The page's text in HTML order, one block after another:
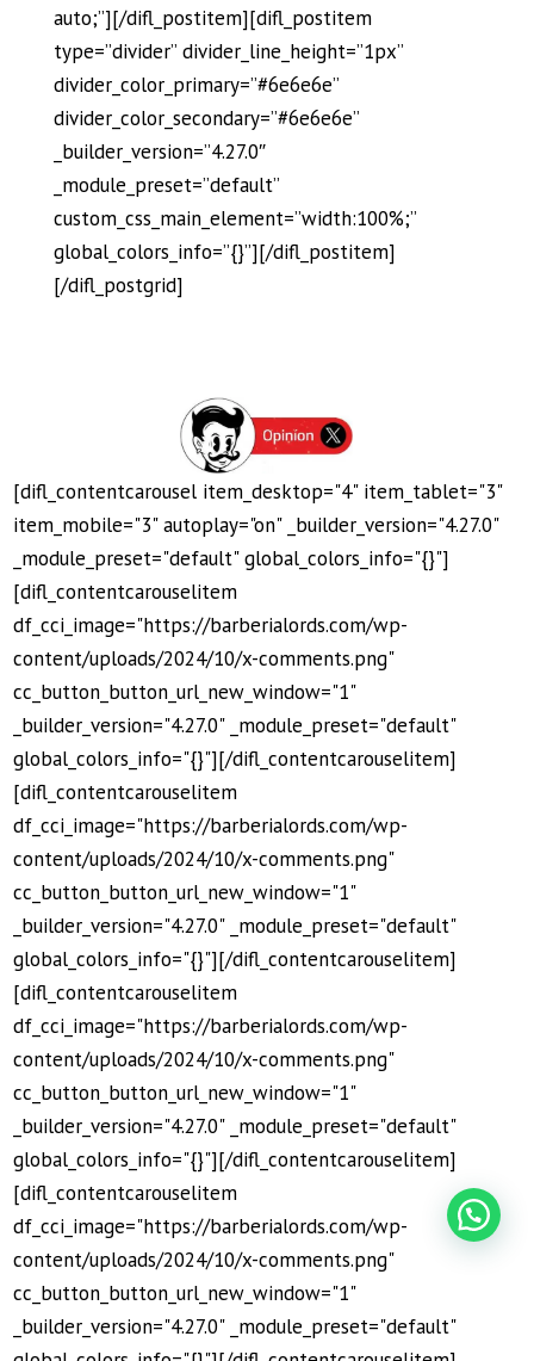
auto;”][/difl_postitem][difl_postitem
type=”divider” divider_line_height=”1px”
divider_color_primary=”#6e6e6e”
divider_color_secondary=”#6e6e6e”
_builder_version=”4.27.0″
_module_preset=”default”
custom_css_main_element=”width:100%;”
global_colors_info=”{}”][/difl_postitem]
[/difl_postgrid]
[difl_contentcarousel item_desktop="4" item_tablet="3"
item_mobile="3" autoplay="on" _builder_version="4.27.0"
_module_preset="default" global_colors_info="{}"]
[difl_contentcarouselitem
df_cci_image="https://barberialords.com/wp-
content/uploads/2024/10/x-comments.png"
cc_button_button_url_new_window="1"
_builder_version="4.27.0" _module_preset="default"
global_colors_info="{}"][/difl_contentcarouselitem]
[difl_contentcarouselitem
df_cci_image="https://barberialords.com/wp-
content/uploads/2024/10/x-comments.png"
cc_button_button_url_new_window="1"
_builder_version="4.27.0" _module_preset="default"
global_colors_info="{}"][/difl_contentcarouselitem]
[difl_contentcarouselitem
df_cci_image="https://barberialords.com/wp-
content/uploads/2024/10/x-comments.png"
cc_button_button_url_new_window="1"
_builder_version="4.27.0" _module_preset="default"
global_colors_info="{}"][/difl_contentcarouselitem]
[difl_contentcarouselitem
df_cci_image="https://barberialords.com/wp-
content/uploads/2024/10/x-comments.png"
cc_button_button_url_new_window="1"
_builder_version="4.27.0" _module_preset="default"